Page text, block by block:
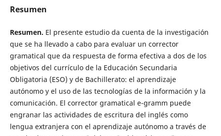
Resumen
Resumen. El presente estudio da cuenta de la investigación
que se ha llevado a cabo para evaluar un corrector
gramatical que da respuesta de forma efectiva a dos de los
objetivos del currículo de la Educación Secundaria
Obligatoria (ESO) y de Bachillerato: el aprendizaje
autónomo y el uso de las tecnologías de la información y la
comunicación. El corrector gramatical e-gramm puede
engranar las actividades de escritura del inglés como
lengua extranjera con el aprendizaje autónomo a través de